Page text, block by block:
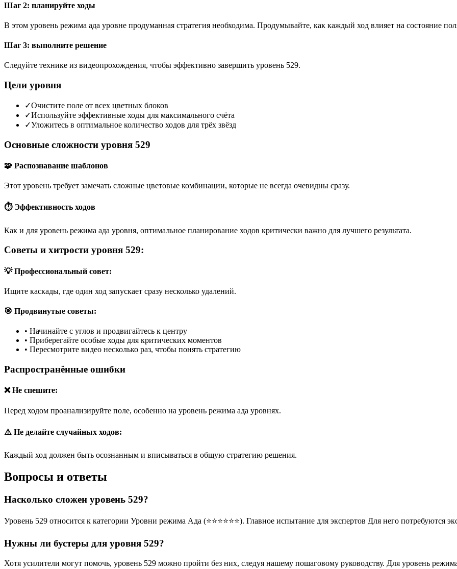
Шаг 2: планируйте ходы
В этом уровень режима ада уровне продуманная стратегия необходима. Продумывайте, как каждый ход влияет на состояние
Шаг 3: выполните решение
Следуйте технике из видеопрохождения, чтобы эффективно завершить уровень 529.
Цели уровня
✓Очистите поле от всех цветных блоков
✓Используйте эффективные ходы для максимального счёта
✓Уложитесь в оптимальное количество ходов для трёх звёзд
Основные сложности уровня 529
🧩 Распознавание шаблонов
Этот уровень требует замечать сложные цветовые комбинации, которые не всегда очевидны сразу.
⏱️ Эффективность ходов
Как и для уровень режима ада уровня, оптимальное планирование ходов критически важно для лучшего результата.
Советы и хитрости уровня 529:
💡 Профессиональный совет:
Ищите каскады, где один ход запускает сразу несколько удалений.
🎯 Продвинутые советы:
• Начинайте с углов и продвигайтесь к центру
• Приберегайте особые ходы для критических моментов
• Пересмотрите видео несколько раз, чтобы понять стратегию
Распространённые ошибки
❌ Не спешите:
Перед ходом проанализируйте поле, особенно на уровень режима ада уровнях.
⚠️ Не делайте случайных ходов:
Каждый ход должен быть осознанным и вписываться в общую стратегию решения.
Вопросы и ответы
Насколько сложен уровень 529?
Уровень 529 относится к категории Уровни режима Ада (⭐⭐⭐⭐⭐⭐). Главное испытание для экспертов Для него потребуются
Нужны ли бустеры для уровня 529?
Хотя усилители могут помочь, уровень 529 можно пройти без них, следуя нашему пошаговому руководству. Для уровень